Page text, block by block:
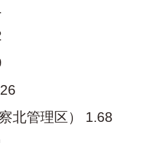
北管理区） 1.68